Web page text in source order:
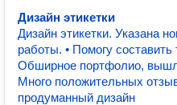
Дизайн этикетки
Дизайн этикетки. Указана
работы. • Помогу составить
Обширное портфолио,
Много положительных
продуманный дизайн